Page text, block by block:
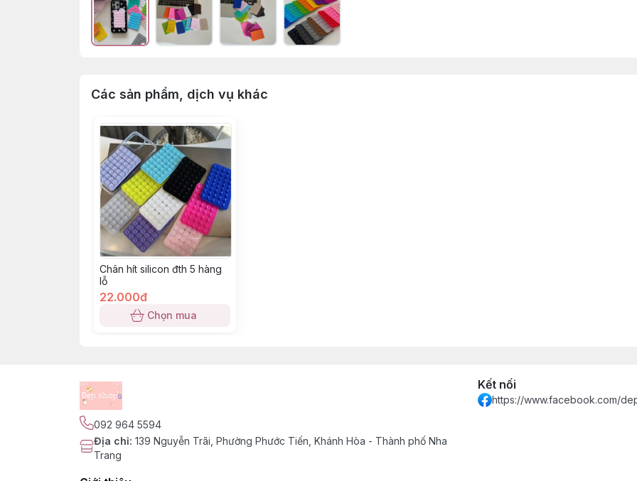
Các sản phẩm, dịch vụ khác
Chân hít silicon đth 5 hàng
lỗ
22.000đ
Chọn mua
092 964 5594
Địa chỉ: 139 Nguyễn Trãi, Phường Phước Tiến, Khánh Hòa - Thành phố Nha
Trang
Kết nối
https://www.facebook.com/